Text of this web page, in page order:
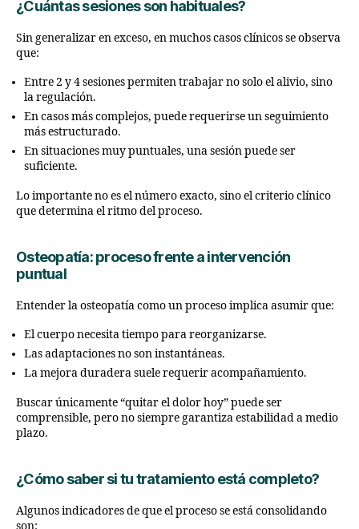
¿Cuántas sesiones son habituales?
Sin generalizar en exceso, en muchos casos clínicos se observa
que:
Entre 2 y 4 sesiones permiten trabajar no solo el alivio, sino
la regulación.
En casos más complejos, puede requerirse un seguimiento
más estructurado.
En situaciones muy puntuales, una sesión puede ser
suficiente.
Lo importante no es el número exacto, sino el criterio clínico
que determina el ritmo del proceso.
Osteopatía: proceso frente a intervención
puntual
Entender la osteopatía como un proceso implica asumir que:
El cuerpo necesita tiempo para reorganizarse.
Las adaptaciones no son instantáneas.
La mejora duradera suele requerir acompañamiento.
Buscar únicamente “quitar el dolor hoy” puede ser
comprensible, pero no siempre garantiza estabilidad a medio
plazo.
¿Cómo saber si tu tratamiento está completo?
Algunos indicadores de que el proceso se está consolidando
son: